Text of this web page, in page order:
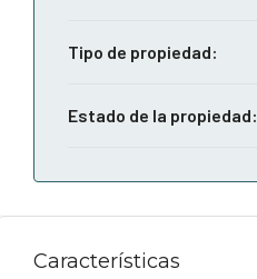
Tipo de propiedad:
Estado de la propiedad:
Características